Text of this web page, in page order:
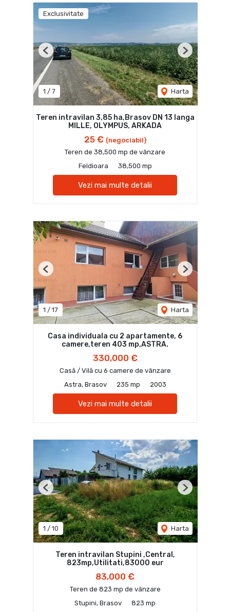
Exclusivitate
1 / 7 Harta
Previous Next
Teren intravilan 3,85 ha,Brasov DN 13 langa
MILLE, OLYMPUS, ARKADA
25 € (negociabil)
Teren de 38,500 mp de vânzare
Feldioara
38,500 mp
Vezi mai multe detalii
1 / 17 Harta
Previous Next
Casa individuala cu 2 apartamente, 6
camere,teren 403 mp,ASTRA.
330,000 €
Casă / Vilă cu 6 camere de vânzare
Astra, Brasov
235 mp 2003
Vezi mai multe detalii
1 / 10 Harta
Previous Next
Teren intravilan Stupini ,Central,
823mp,Utilitati,83000 eur
83,000 €
Teren de 823 mp de vânzare
Stupini, Brasov
823 mp